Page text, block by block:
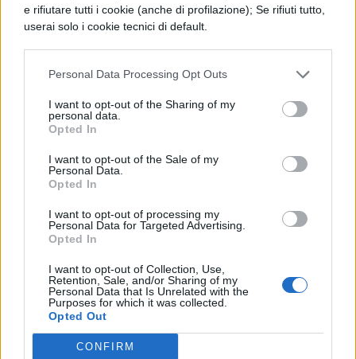
e rifiutare tutti i cookie (anche di profilazione); Se rifiuti tutto,
userai solo i cookie tecnici di default.
Personal Data Processing Opt Outs
I want to opt-out of the Sharing of my
personal data.
Opted In
I want to opt-out of the Sale of my
Personal Data.
Opted In
I want to opt-out of processing my
Personal Data for Targeted Advertising.
Opted In
I want to opt-out of Collection, Use,
Retention, Sale, and/or Sharing of my
Personal Data that Is Unrelated with the
Purposes for which it was collected.
Opted Out
CONFIRM
Santa Candidain cui si narra fu ritrovato il
tutto si conclude con lo spettacolo
pirotecnico che rende Ventotene un posto
ancora più magico di quello che è.
traghetto o l’aliscafo:qui troverete gli orari
appartamenti e B&b. Buona Santa Candida.
Credits | Youtube Wikipedia & Pinterest